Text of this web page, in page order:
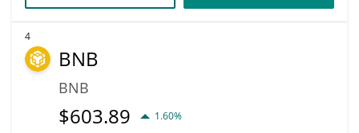
4
BNB
BNB
$603.89 1.60%